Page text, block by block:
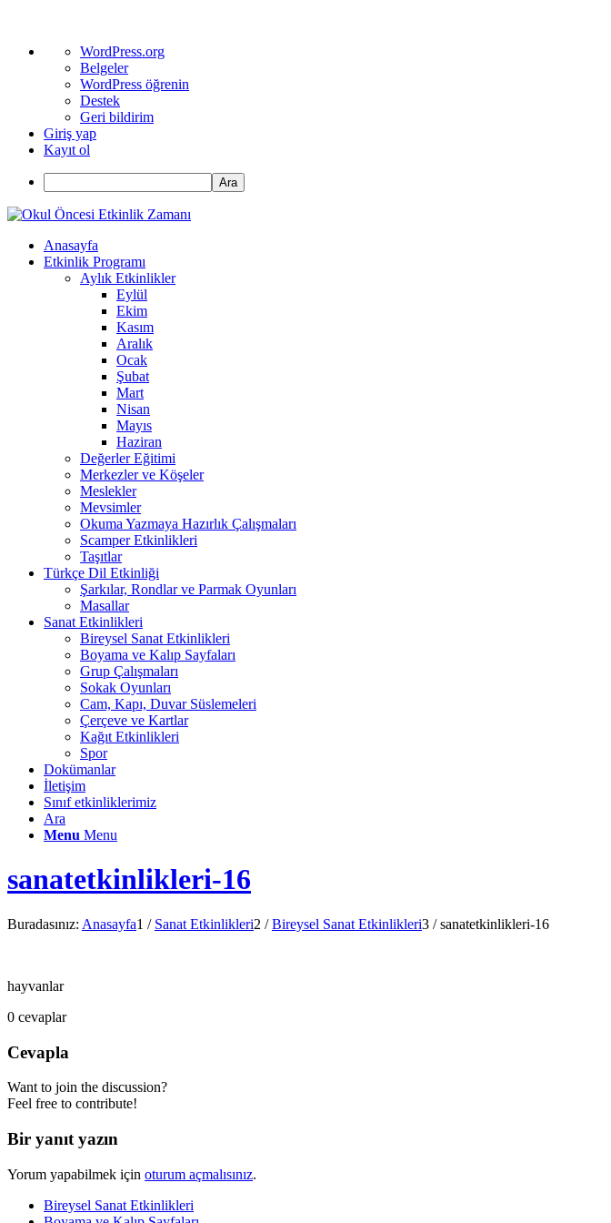
WordPress
hakkında
WordPress.org
Belgeler
WordPress öğrenin
Destek
Geri bildirim
Giriş yap
Kayıt ol
Ara
Anasayfa
Etkinlik Programı
Aylık Etkinlikler
Eylül
Ekim
Kasım
Aralık
Ocak
Şubat
Mart
Nisan
Mayıs
Haziran
Değerler Eğitimi
Merkezler ve Köşeler
Meslekler
Mevsimler
Okuma Yazmaya Hazırlık Çalışmaları
Scamper Etkinlikleri
Taşıtlar
Türkçe Dil Etkinliği
Şarkılar, Rondlar ve Parmak Oyunları
Masallar
Sanat Etkinlikleri
Bireysel Sanat Etkinlikleri
Boyama ve Kalıp Sayfaları
Grup Çalışmaları
Sokak Oyunları
Cam, Kapı, Duvar Süslemeleri
Çerçeve ve Kartlar
Kağıt Etkinlikleri
Spor
Dokümanlar
İletişim
Sınıf etkinliklerimiz
Ara
Menu Menu
sanatetkinlikleri-16
Buradasınız: Anasayfa1 / Sanat Etkinlikleri2 / Bireysel Sanat Etkinlikleri3 / sanatetkinlikleri-16
hayvanlar
0 cevaplar
Cevapla
Want to join the discussion?
Feel free to contribute!
Bir yanıt yazın
Yorum yapabilmek için oturum açmalısınız.
Bireysel Sanat Etkinlikleri